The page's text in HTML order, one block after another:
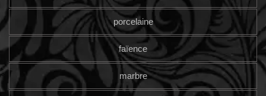
porcelaine
faïence
marbre